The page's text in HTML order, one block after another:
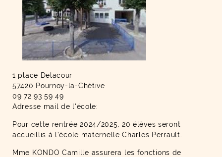
1 place Delacour
57420 Pournoy-la-Chétive
09 72 93 59 49
Adresse mail de l'école:
Pour cette rentrée 2024/2025, 20 élèves seront
accueillis à l’école maternelle Charles Perrault.
Mme KONDO Camille assurera les fonctions de